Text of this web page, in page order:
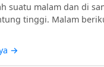
suatu malam dan di
tinggi. Malam
→